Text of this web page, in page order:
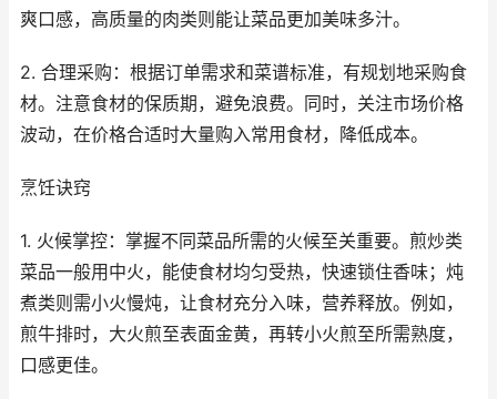
爽口感，高质量的肉类则能让菜品更加美味多汁。
2. 合理采购：根据订单需求和菜谱标准，有规划地采购食
材。注意食材的保质期，避免浪费。同时，关注市场价格
波动，在价格合适时大量购入常用食材，降低成本。
烹饪诀窍
1. 火候掌控：掌握不同菜品所需的火候至关重要。煎炒类
菜品一般用中火，能使食材均匀受热，快速锁住香味；炖
煮类则需小火慢炖，让食材充分入味，营养释放。例如，
煎牛排时，大火煎至表面金黄，再转小火煎至所需熟度，
口感更佳。